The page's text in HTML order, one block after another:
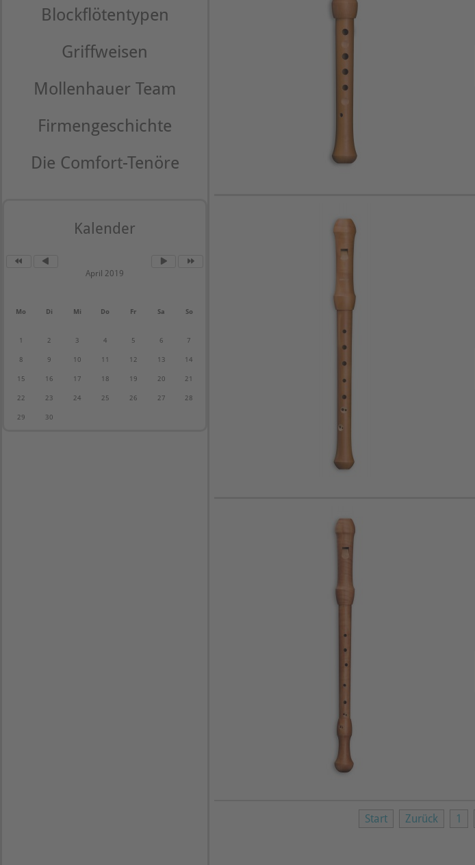
Blockflötentypen
Griffweisen
Mollenhauer Team
Firmengeschichte
Die Comfort-Tenöre
Kalender
April 2019
Mo Di Mi Do Fr Sa So
1 2 3 4 5 6 7
8 9 10 11 12 13 14
15 16 17 18 19 20 21
22 23 24 25 26 27 28
29 30
Start Zurück 1